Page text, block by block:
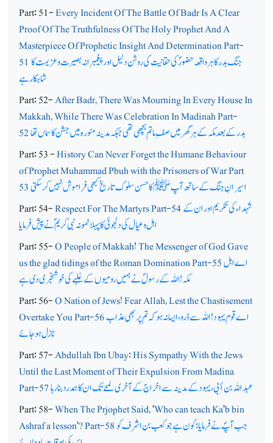
Part: 51-Every Incident Of The Battle Of Badr Is A Clear
Proof Of The Truthfulness Of The Holy Prophet And A
Masterpiece Of Prophetic Insight And Determination Part-
51 جنگ بدر کا ہر واقعہ حضورؐ کی حقانیت کی روشن دلیل اور پیغمبرانہ بصیرت و عزیمت کا
شاہکار ہے
Part: 52-After Badr, There Was Mourning In Every House In
Makkah, While There Was Celebration In Madinah Part-
52بدر کے بعد مکہ کے ہر گھرمیں صف ِ ماتم بچھی تھی جبکہ مدینہ منورہ میں جشن کا سماں تھا
Part: 53 -History Can Never Forget the Humane Behaviour
of Prophet Muhammad Pbuh with the Prisoners of War Part
53اسیرانِ جنگ کے ساتھ آپ ﷺ کا حسن سلوک تاریخ کبھی فراموش نہیں کرسکتی
Part: 54-Respect For The Martyrs Part-54شہداء کی تکریم اور ان کے
اہل و عیال کی دلجوئی کا پہلا نمونہ نبی کریمؐ نے پیش فرمایا
Part: 55-O People of Makkah! The Messenger of God Gave
us the glad tidings of the Roman Domination Part-55اے اہل
مکہ! اللہ کے رسولؐ نے ہمیں رومیوں کے غلبے کی خوشخبری دی ہے
Part: 56-O Nation of Jews! Fear Allah, Lest the Chastisement
Overtake You Part-56اے قوم یہود! اللہ سے ڈرو، ایسا نہ ہو کہ تم پر بھی عذاب
نازل ہوجائے
Part: 57-Abdullah Ibn Ubay: His Sympathy With the Jews
Until the Last Moment of Their Expulsion From Madina
Part-57عبد اللہ بن أبی، یہود کے مدینہ سے اخراج کے آخری لمحے تک ان کا ہمدرد بنا رہا
Part: 58-When The Prjophet Said, 'Who can teach Ka'b bin
Ashraf a lesson'? Part-58جب آپؐ نے فرمایا: کون ہے جو کعب بن اشرف کو